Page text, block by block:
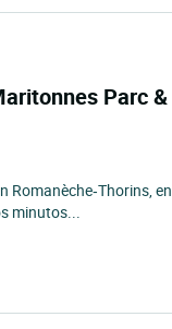
Parc &
Romanèche‑Thorins, en
minutos...